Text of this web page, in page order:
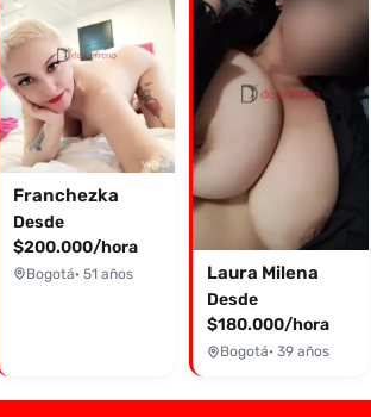
Franchezka
Desde
$200.000/hora
Bogotá· 51 años Laura Milena
Desde
$180.000/hora
Bogotá· 39 años